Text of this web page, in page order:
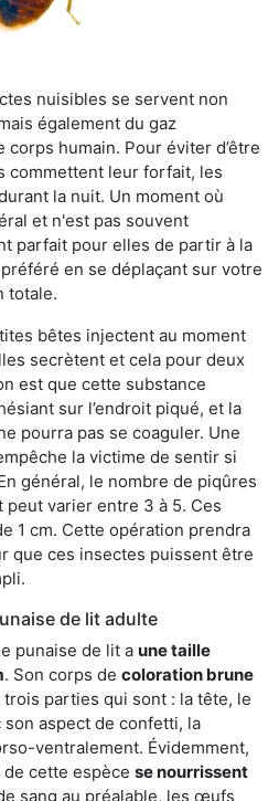
nuisibles se servent non
également du gaz
humain. Pour éviter d’être
commettent leur forfait, les
la nuit. Un moment où
et n'est pas souvent
parfait pour elles de partir à la
en se déplaçant sur votre
totale.
bêtes injectent au moment
secrètent et cela pour deux
est que cette substance
sur l’endroit piqué, et la
pourra pas se coaguler. Une
la victime de sentir si
général, le nombre de piqûres
varier entre 3 à 5. Ces
1 cm. Cette opération prendra
que ces insectes puissent être
de lit adulte
punaise de lit a une taille
. Son corps de coloration brune
parties qui sont : la tête, le
son aspect de confetti, la
ventralement. Évidemment,
cette espèce se nourrissent
sang au préalable, les œufs